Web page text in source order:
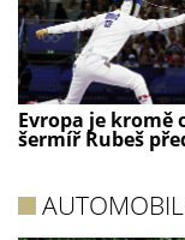
Evropa je kromě
šermíř Rubeš